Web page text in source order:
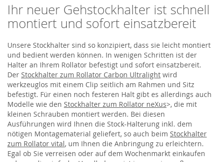
Ihr neuer Gehstockhalter ist schnell
montiert und sofort einsatzbereit
Unsere Stockhalter sind so konzipiert, dass sie leicht montiert
und bedient werden können. In wenigen Schritten ist der
Halter an Ihrem Rollator befestigt und sofort einsatzbereit.
Der Stockhalter zum Rollator Carbon Ultralight wird
werkzeuglos mit einem Clip seitlich am Rahmen und Sitz
befestigt. Für einen noch festeren Halt gibt es allerdings auch
Modelle wie den Stockhalter zum Rollator neXus>, die mit
kleinen Schrauben montiert werden. Bei diesen
Ausführungen wird Ihnen die Stock-Halterung inkl. dem
nötigen Montagematerial geliefert, so auch beim Stockhalter
zum Rollator vital, um Ihnen die Anbringung zu erleichtern.
Egal ob Sie verreisen oder auf dem Wochenmarkt einkaufen